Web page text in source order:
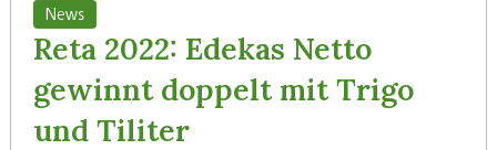
News
Reta 2022: Edekas Netto
gewinnt doppelt mit Trigo
und Tiliter